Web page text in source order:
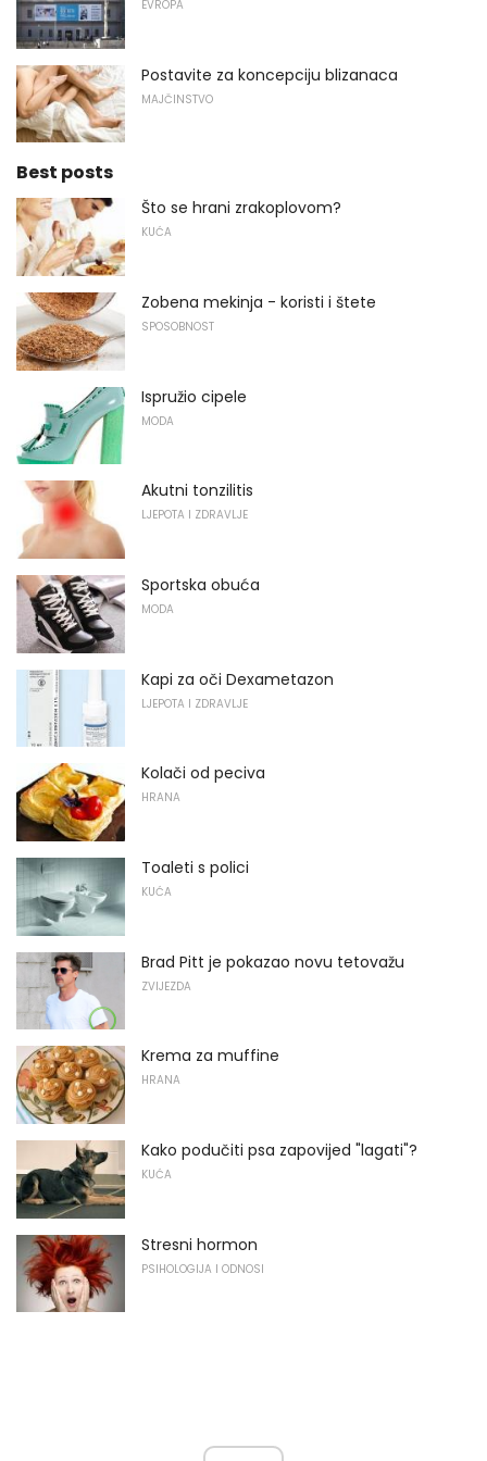
EVROPA
Postavite za koncepciju blizanaca
MAJČINSTVO
Best posts
Što se hrani zrakoplovom?
KUĆA
Zobena mekinja - koristi i štete
SPOSOBNOST
Ispružio cipele
MODA
Akutni tonzilitis
LJEPOTA I ZDRAVLJE
Sportska obuća
MODA
Kapi za oči Dexametazon
LJEPOTA I ZDRAVLJE
Kolači od peciva
HRANA
Toaleti s polici
KUĆA
Brad Pitt je pokazao novu tetovažu
ZVIJEZDA
Krema za muffine
HRANA
Kako podučiti psa zapovijed "lagati"?
KUĆA
Stresni hormon
PSIHOLOGIJA I ODNOSI